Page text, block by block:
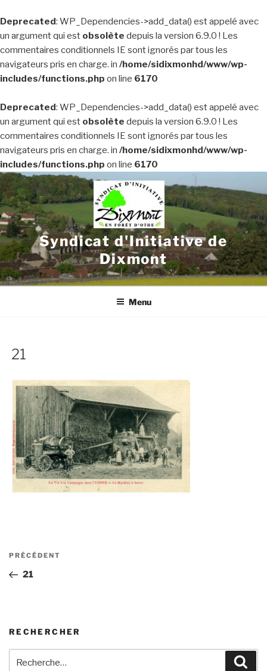
Deprecated: WP_Dependencies->add_data() est appelé avec
un argument qui est obsolète depuis la version 6.9.0 ! Les
commentaires conditionnels IE sont ignorés par tous les
navigateurs pris en charge. in /home/sidixmonhd/www/wp-
includes/functions.php on line 6170
Deprecated: WP_Dependencies->add_data() est appelé avec
un argument qui est obsolète depuis la version 6.9.0 ! Les
commentaires conditionnels IE sont ignorés par tous les
navigateurs pris en charge. in /home/sidixmonhd/www/wp-
includes/functions.php on line 6170
Aller
au
contenu
principal
Syndicat d'Initiative de
Dixmont
Menu
21
Navigation
l’article
Article
précédent
PRÉCÉDENT
21
RECHERCHER